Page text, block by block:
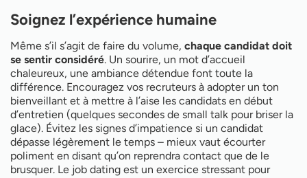
Soignez l’expérience humaine
Même s’il s’agit de faire du volume, chaque candidat doit
se sentir considéré. Un sourire, un mot d’accueil
chaleureux, une ambiance détendue font toute la
différence. Encouragez vos recruteurs à adopter un ton
bienveillant et à mettre à l’aise les candidats en début
d’entretien (quelques secondes de small talk pour briser la
glace). Évitez les signes d’impatience si un candidat
dépasse légèrement le temps – mieux vaut écourter
poliment en disant qu’on reprendra contact que de le
brusquer. Le job dating est un exercice stressant pour